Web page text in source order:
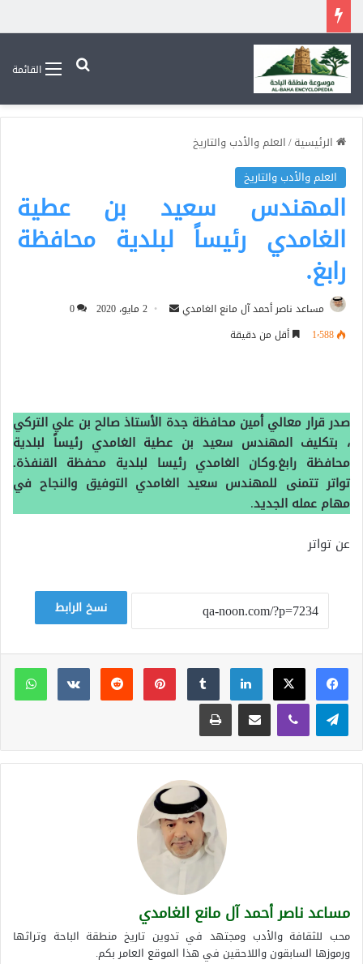
القائمةبحث عن
الرئيسية/العلم والأدب والتاريخ
العلم والأدب والتاريخ
المهندس سعيد بن عطية
الغامدي رئيساً لبلدية محافظة
مساعد ناصر أحمد آل مانع الغامدي
أرسل 2 مايو، 2020
0
1٬588
أقل من دقيقة
صدر قرار معالي أمين محافظة جدة الأستاذ صالح بن علي التركي
، بتكليف المهندس سعيد بن عطية الغامدي رئيساً لبلدية
محافظة ‎رابغ.وكان الغامدي رئيسا لبلدية محفظة القنفذة.
تواتر تتمنى للمهندس سعيد الغامدي التوفيق والنجاح في
مهام عمله الجديد.
عن تواتر
نسخ الرابط
لينكدإن ‏Tumblr بينتيريست
‏Reddit
‏VKontakte
تيلقرام ڤايبر مشاركة عبر البريد طباعة
مساعد ناصر أحمد آل مانع الغامدي
محب للثقافة والأدب ومجتهد في تدوين تاريخ منطقة الباحة وتراثها
ورموزها السابقون واللاحقين في هذا الموقع العامر بكم.